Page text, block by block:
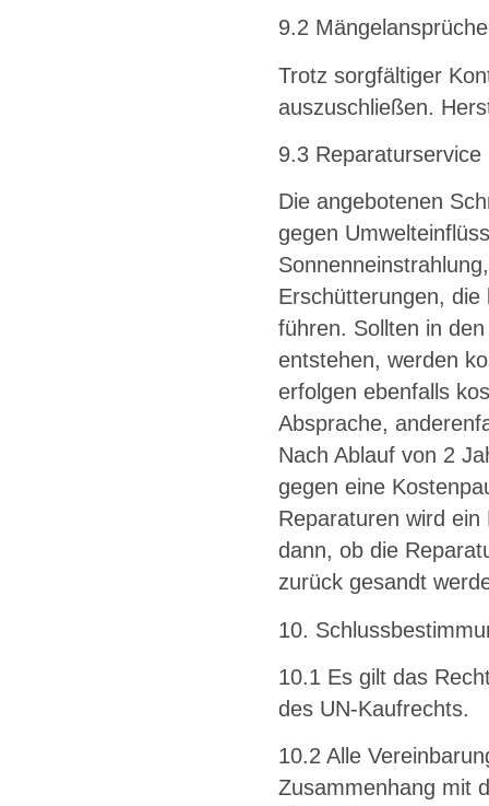
9.2 Mängelansprüche
Trotz sorgfältiger
auszuschließen.
9.3 Reparaturservice
Die angebotenen
gegen
Erschütterungen,
führen. Sollten in
entstehen, werden
erfolgen ebenfalls
Absprache,
Nach Ablauf von 2
gegen eine
Reparaturen wird
dann, ob die
zurück gesandt
10.
10.1 Es gilt das
des UN-Kaufrechts.
10.2 Alle
Zusammenhang mit